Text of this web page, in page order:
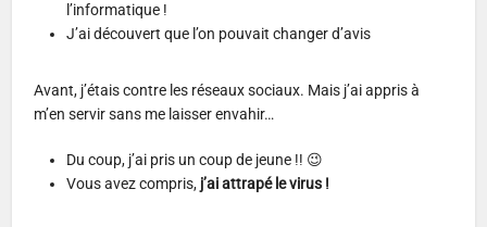
l’informatique !
J’ai découvert que l’on pouvait changer d’avis
Avant, j’étais contre les réseaux sociaux. Mais j’ai appris à
m’en servir sans me laisser envahir…
Du coup, j’ai pris un coup de jeune !! 😉
Vous avez compris, j’ai attrapé le virus !